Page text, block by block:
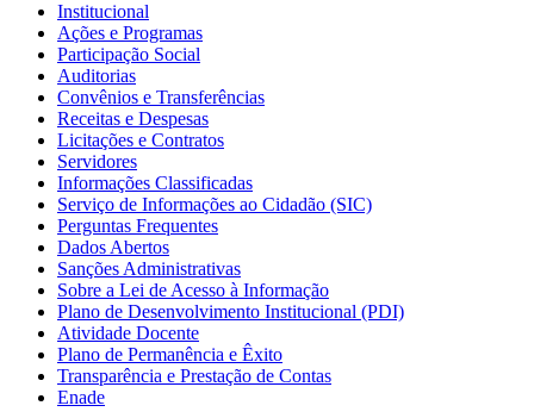
Institucional
Ações e Programas
Participação Social
Auditorias
Convênios e Transferências
Receitas e Despesas
Licitações e Contratos
Servidores
Informações Classificadas
Serviço de Informações ao Cidadão (SIC)
Perguntas Frequentes
Dados Abertos
Sanções Administrativas
Sobre a Lei de Acesso à Informação
Plano de Desenvolvimento Institucional (PDI)
Atividade Docente
Plano de Permanência e Êxito
Transparência e Prestação de Contas
Enade